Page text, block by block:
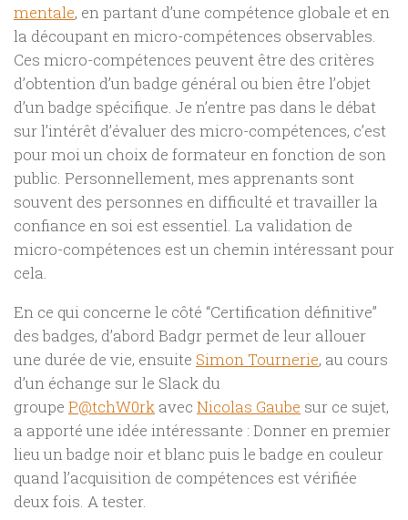
mentale, en partant d’une compétence globale et en
la découpant en micro-compétences observables.
Ces micro-compétences peuvent être des critères
d’obtention d’un badge général ou bien être l’objet
d’un badge spécifique. Je n’entre pas dans le débat
sur l’intérêt d’évaluer des micro-compétences, c’est
pour moi un choix de formateur en fonction de son
public. Personnellement, mes apprenants sont
souvent des personnes en difficulté et travailler la
confiance en soi est essentiel. La validation de
micro-compétences est un chemin intéressant pour
cela.
En ce qui concerne le côté “Certification définitive”
des badges, d’abord Badgr permet de leur allouer
une durée de vie, ensuite Simon Tournerie, au cours
d’un échange sur le Slack du
groupe P@tchW0rk avec Nicolas Gaube sur ce sujet,
a apporté une idée intéressante : Donner en premier
lieu un badge noir et blanc puis le badge en couleur
quand l’acquisition de compétences est vérifiée
deux fois. A tester.